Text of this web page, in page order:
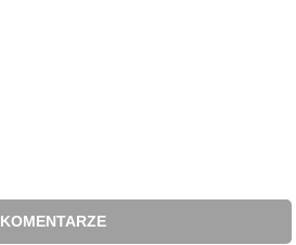
KOMENTARZE